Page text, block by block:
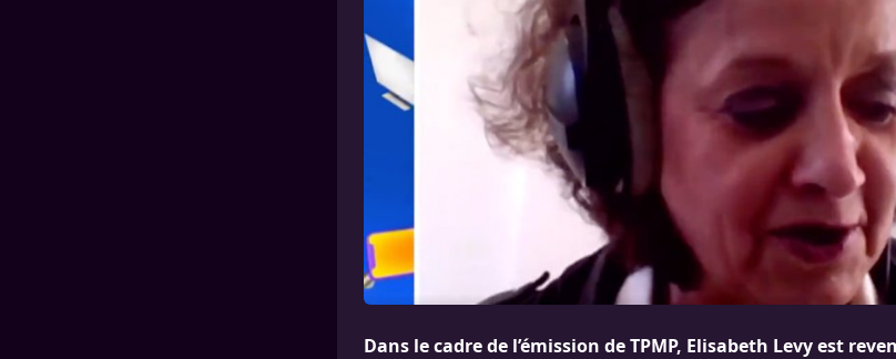
Dans le cadre de l’émission de TPMP, Elisabeth Levy est